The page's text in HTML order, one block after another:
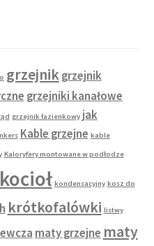
grzejnik grzejnik
grzejniki kanałowe
grzejnik łazienkowy jak
Kable grzejne kable
Kaloryfery montowane w podłodze
kocioł kondensacyjny kosz do
krótkofalówki listwy
maty grzejne maty